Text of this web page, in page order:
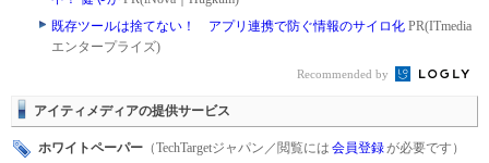
既存ツールは捨てない！ アプリ連携で防ぐ情報のサイロ化 PR(ITmedia
エンタープライズ)
Recommended by
アイティメディアの提供サービス
ホワイトペーパー （TechTargetジャパン／閲覧には 会員登録が必要です）